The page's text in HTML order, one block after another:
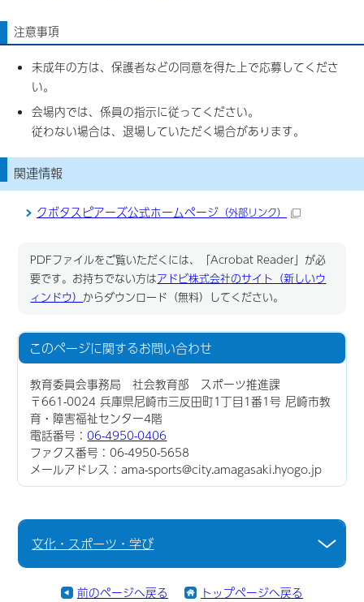
注意事項
未成年の方は、保護者などの同意を得た上で応募してくださ
い。
会場内では、係員の指示に従ってください。
従わない場合は、退場していただく場合があります。
関連情報
クボタスピアーズ公式ホームページ （外部リンク）
PDFファイルをご覧いただくには、「Acrobat Reader」が必
要です。お持ちでない方はアドビ株式会社のサイト（新しいウ
ィンドウ） からダウンロード（無料）してください。
このページに関するお問い合わせ
教育委員会事務局 社会教育部 スポーツ推進課
〒661-0024 兵庫県尼崎市三反田町1丁目1番1号 尼崎市教
育・障害福祉センター4階
電話番号：06-4950-0406
ファクス番号：06-4950-5658
メールアドレス：ama-sports@city.amagasaki.hyogo.jp
文化・スポーツ・学び
前のページへ戻る トップページへ戻る